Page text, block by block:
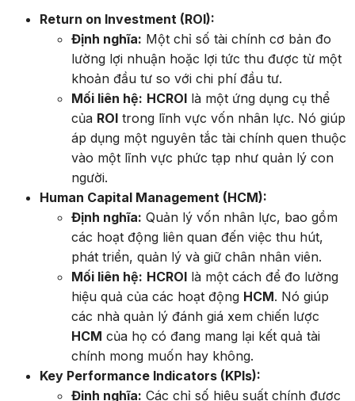
Return on Investment (ROI):
Định nghĩa: Một chỉ số tài chính cơ bản đo
lường lợi nhuận hoặc lợi tức thu được từ một
khoản đầu tư so với chi phí đầu tư.
Mối liên hệ: HCROI là một ứng dụng cụ thể
của ROI trong lĩnh vực vốn nhân lực. Nó giúp
áp dụng một nguyên tắc tài chính quen thuộc
vào một lĩnh vực phức tạp như quản lý con
người.
Human Capital Management (HCM):
Định nghĩa: Quản lý vốn nhân lực, bao gồm
các hoạt động liên quan đến việc thu hút,
phát triển, quản lý và giữ chân nhân viên.
Mối liên hệ: HCROI là một cách để đo lường
hiệu quả của các hoạt động HCM . Nó giúp
các nhà quản lý đánh giá xem chiến lược
HCM của họ có đang mang lại kết quả tài
chính mong muốn hay không.
Key Performance Indicators (KPIs):
Định nghĩa: Các chỉ số hiệu suất chính được